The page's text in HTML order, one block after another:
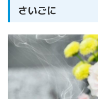
さいごに